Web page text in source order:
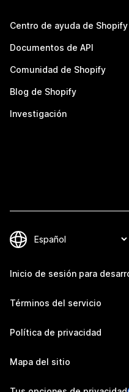
Centro de ayuda de Shopify
Documentos de API
Comunidad de Shopify
Blog de Shopify
Investigación
Inicio de sesión para
Términos del servicio
Política de privacidad
Mapa del sitio